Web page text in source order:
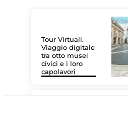
Tour Virtuali.
Viaggio digitale
tra otto musei
civici e i loro
capolavori